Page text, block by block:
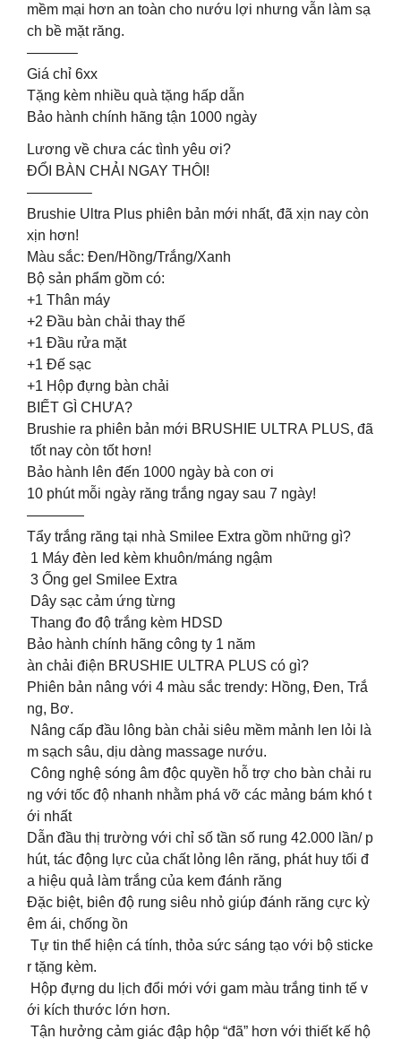
mềm mại hơn an toàn cho nướu lợi nhưng vẫn làm sạ
ch bề mặt răng.
———–
Giá chỉ 6xx
Tặng kèm nhiều quà tặng hấp dẫn
Bảo hành chính hãng tận 1000 ngày
Lương về chưa các tình yêu ơi?
ĐỔI BÀN CHẢI NGAY THÔI!
————–
Brushie Ultra Plus phiên bản mới nhất, đã xịn nay còn
xịn hơn!
Màu sắc: Đen/Hồng/Trắng/Xanh
Bộ sản phẩm gồm có:
+1 Thân máy
+2 Đầu bàn chải thay thế
+1 Đầu rửa mặt
+1 Đế sạc
+1 Hộp đựng bàn chải
BIẾT GÌ CHƯA?
Brushie ra phiên bản mới BRUSHIE ULTRA PLUS, đã
tốt nay còn tốt hơn!
Bảo hành lên đến 1000 ngày bà con ơi
10 phút mỗi ngày răng trắng ngay sau 7 ngày!
————
Tẩy trắng răng tại nhà Smilee Extra gồm những gì?
️ 1 Máy đèn led kèm khuôn/máng ngậm
️ 3 Ống gel Smilee Extra
️ Dây sạc cảm ứng từng
️ Thang đo độ trắng kèm HDSD
Bảo hành chính hãng công ty 1 năm
àn chải điện BRUSHIE ULTRA PLUS có gì?
Phiên bản nâng với 4 màu sắc trendy: Hồng, Đen, Trắ
ng, Bơ.
Nâng cấp đầu lông bàn chải siêu mềm mảnh len lỏi là
m sạch sâu, dịu dàng massage nướu.
Công nghệ sóng âm độc quyền hỗ trợ cho bàn chải ru
ng với tốc độ nhanh nhằm phá vỡ các mảng bám khó t
ới nhất
Dẫn đầu thị trường với chỉ số tần số rung 42.000 lần/ p
hút, tác động lực của chất lỏng lên răng, phát huy tối đ
a hiệu quả làm trắng của kem đánh răng
Đặc biệt, biên độ rung siêu nhỏ giúp đánh răng cực kỳ
êm ái, chống ồn
Tự tin thể hiện cá tính, thỏa sức sáng tạo với bộ sticke
r tặng kèm.
Hộp đựng du lịch đổi mới với gam màu trắng tinh tế v
ới kích thước lớn hơn.
Tận hưởng cảm giác đập hộp “đã” hơn với thiết kế hộ